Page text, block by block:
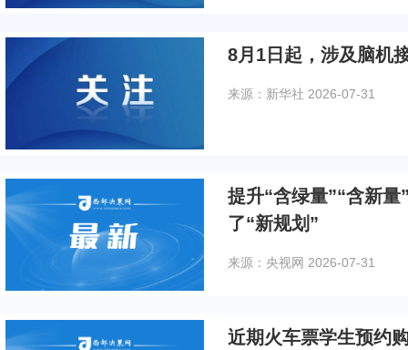
8月1日起，涉及脑机
来源：新华社 2026-07-31
提升“含绿量”“含新
了“新规划”
来源：央视网 2026-07-31
近期火车票学生预约